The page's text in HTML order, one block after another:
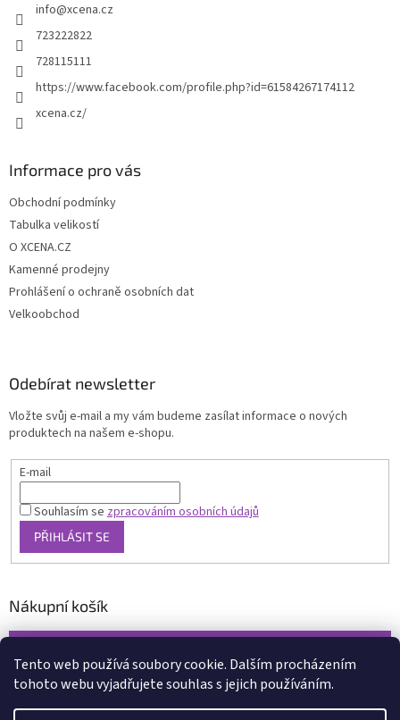
Tento web používá soubory cookie. Dalším procházením
tohoto webu vyjadřujete souhlas s jejich používáním.
info@xcena.cz
723222822
728115111
https://www.facebook.com/profile.php?id=61584267174112
xcena.cz/
Informace pro vás
Obchodní podmínky
Tabulka velikostí
O XCENA.CZ
Kamenné prodejny
Prohlášení o ochraně osobních dat
Velkoobchod
Odebírat newsletter
Vložte svůj e-mail a my vám budeme zasílat informace o nových
produktech na našem e-shopu.
E-mail
Souhlasím sezpracováním osobních údajů
PŘIHLÁSIT SE
Nákupní košík
Vytvořil Shoptet